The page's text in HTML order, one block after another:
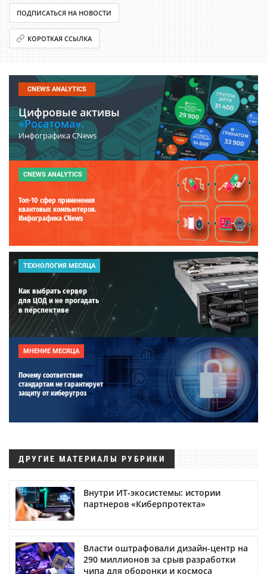
ПОДПИСАТЬСЯ НА НОВОСТИ
КОРОТКАЯ ССЫЛКА
CNEWS ANALYTICS
Цифровые активы
«Росатома».
Инфографика CNews
CNEWS ANALYTICS
Топ-10 сфер применения
квантовых компьютеров.
Инфографика CNews
ТЕХНОЛОГИЯ МЕСЯЦА
Как выбрать сервер
для ЦОД и не прогадать
в перспективе
МНЕНИЕ МЕСЯЦА
Почему соответствие
стандартам не гарантирует
защиту от киберугроз
ДРУГИЕ МАТЕРИАЛЫ РУБРИКИ
Внутри ИТ-экосистемы: истории
партнеров «Киберпротекта»
Власти оштрафовали дизайн-центр на
290 миллионов за срыв разработки
чипа для оборонки и космоса